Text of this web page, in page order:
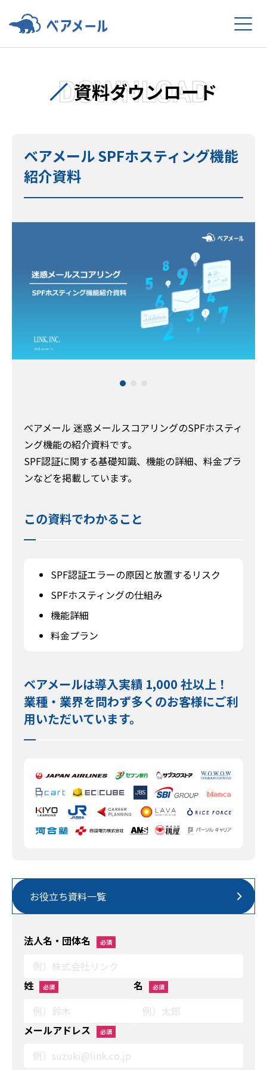
DOWNLOAD
資料ダウンロード
ベアメール SPFホスティング機能
紹介資料
ベアメール 迷惑メールスコアリングのSPFホスティ
ング機能の紹介資料です。
SPF認証に関する基礎知識、機能の詳細、料金プラ
ンなどを掲載しています。
この資料でわかること
SPF認証エラーの原因と放置するリスク
SPFホスティングの仕組み
機能詳細
料金プラン
ベアメールは導入実績 1,000 社以上！
業種・業界を問わず多くのお客様にご利
用いただいています。
お役立ち資料一覧
法人名・団体名 必須
姓 必須 名 必須
メールアドレス 必須